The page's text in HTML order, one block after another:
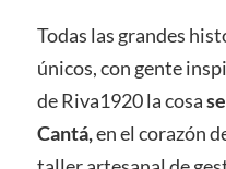
Todas las grandes
únicos, con gente
de Riva1920 la cosa
Cantá,en el corazón